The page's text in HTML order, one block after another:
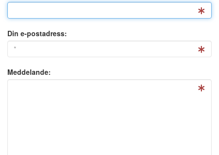
Din e-postadress:
Meddelande: